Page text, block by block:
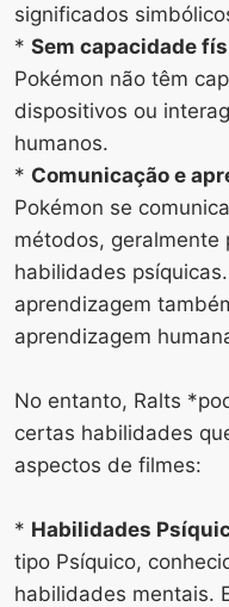
significados
* Sem capacidade
Pokémon não têm
dispositivos ou
humanos.
* Comunicação e
Pokémon se
métodos, geralmente
habilidades
aprendizagem
aprendizagem
No entanto, Ralts
certas habilidades
aspectos de filmes:
* Habilidades
tipo Psíquico,
habilidades mentais.